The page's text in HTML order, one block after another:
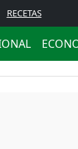
RECETAS